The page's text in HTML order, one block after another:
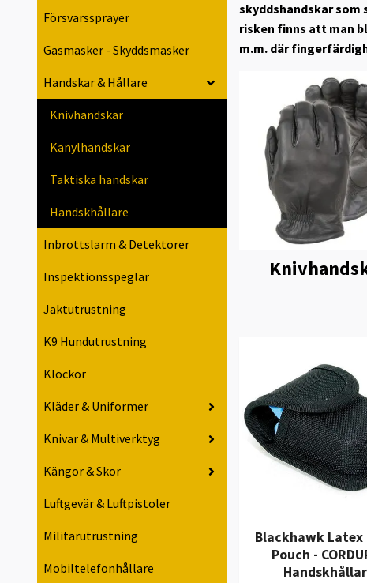
Försvarssprayer
Gasmasker - Skyddsmasker
Handskar & Hållare
Knivhandskar
Kanylhandskar
Taktiska handskar
Handskhållare
Inbrottslarm & Detektorer
Inspektionsspeglar
Jaktutrustning
K9 Hundutrustning
Klockor
Kläder & Uniformer
Knivar & Multiverktyg
Kängor & Skor
Luftgevär & Luftpistoler
Militärutrustning
Mobiltelefonhållare
skyddshandskar som
risken finns att man
m.m. där
Blackhawk Latex
Pouch -